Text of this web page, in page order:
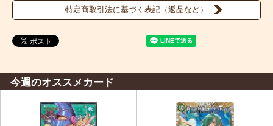
特定商取引法に基づく表記（返品など）
今週のオススメカード